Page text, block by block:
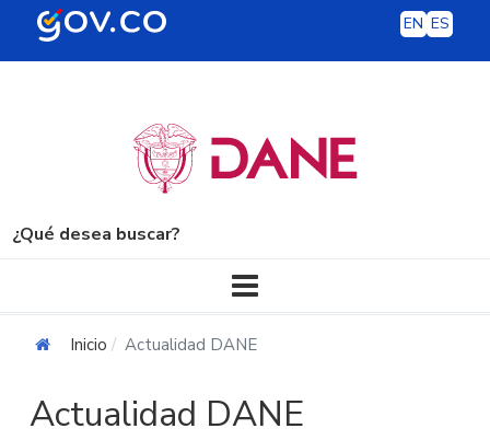
EN ES
¿Qué desea buscar?
Inicio Actualidad DANE
Actualidad DANE